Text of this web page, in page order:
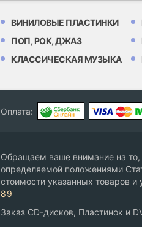
ВИНИЛОВЫЕ ПЛАСТИНКИ
ПОП, РОК, ДЖАЗ
КЛАССИЧЕСКАЯ МУЗЫКА
Оплата:
Обращаем ваше внимание на то,
определяемой положениями
стоимости указанных товаров
89
Заказ CD-дисков, Пластинок и